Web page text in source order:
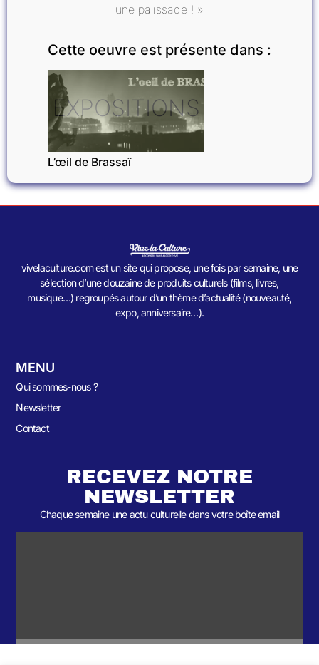
une palissade ! »
Cette oeuvre est présente dans :
EXPOSITIONS
L’œil de Brassaï
vivelaculture.com est un site qui propose, une fois par semaine, une
sélection d’une douzaine de produits culturels (films, livres,
musique…) regroupés autour d’un thème d’actualité (nouveauté,
expo, anniversaire…).
MENU
Qui sommes-nous ?
Newsletter
Contact
RECEVEZ NOTRE
NEWSLETTER
Chaque semaine une actu culturelle dans votre boîte email